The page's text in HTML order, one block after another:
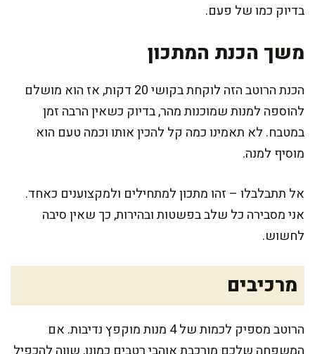
בדיוק כמו של פעם.
משך הכנת המתכון
הכנת הרוטב הזה לוקחת בקושי 20 דקות, אז הוא מושלם
להוספה למנות שמוכנות מהר, בדיוק כשאין הרבה זמן
במטבח. לא תאמינו כמה קל להכין אותו וכמה טעם הוא
מוסיף למנה.
אל תתבלבלו – זהו מתכון למתחילים ולמקצוענים כאחד.
אני מסבירה כל שלב בפשטות ובהירות, כך שאין סיבה
לחשוש.
מרכיבים
הרוטב מספיק לכמות של 4 מנות מוקפץ נדיבות. אם